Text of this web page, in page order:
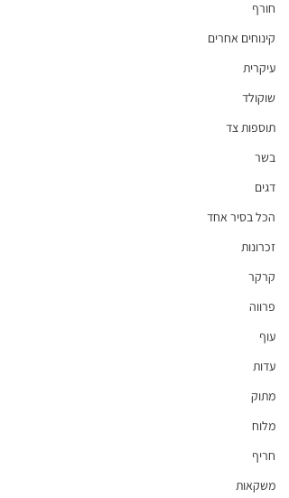
חורף
קינוחים אחרים
עיקרית
שוקולד
תוספות צד
בשר
דגים
הכל בסיר אחד
זכרונות
קרקר
פרווה
עוף
עדות
מתוק
מלוח
חריף
משקאות